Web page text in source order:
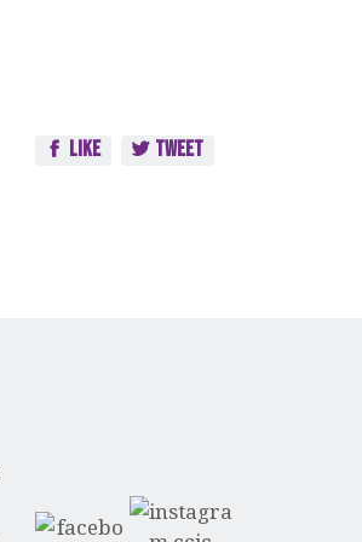
Like Tweet